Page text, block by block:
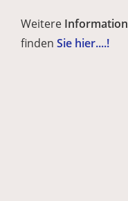
Weitere
finden Sie hier....!